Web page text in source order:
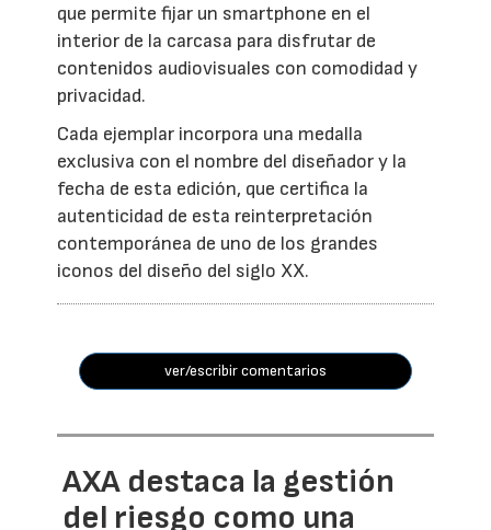
que permite fijar un smartphone en el
interior de la carcasa para disfrutar de
contenidos audiovisuales con comodidad y
privacidad.
Cada ejemplar incorpora una medalla
exclusiva con el nombre del diseñador y la
fecha de esta edición, que certifica la
autenticidad de esta reinterpretación
contemporánea de uno de los grandes
iconos del diseño del siglo XX.
ver/escribir comentarios
AXA destaca la gestión
del riesgo como una